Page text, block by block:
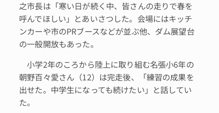
之市長は「寒い日が続く中、皆さんの走りで春を
呼んでほしい」とあいさつした。会場にはキッチ
ンカーや市のPRブースなどが並ぶ他、ダム展望台
の一般開放もあった。
小学2年のころから陸上に取り組む名張小6年の
朝野百々愛さん（12）は完走後、「練習の成果を
出せた。中学生になっても続けたい」と話してい
た。